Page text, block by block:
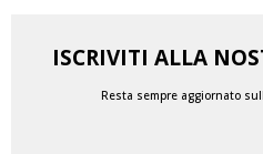
ISCRIVITI ALLA
Resta sempre aggiornato